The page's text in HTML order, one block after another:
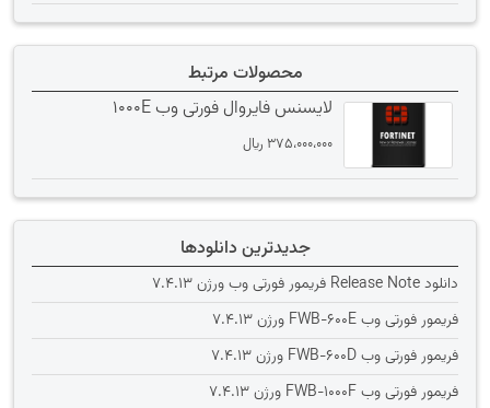
محصولات مرتبط
لایسنس فایروال فورتی وب 1000E
375،000،000 ﷼
جدیدترین دانلودها
دانلود Release Note فریمور فورتی وب ورژن 7.4.13
فریمور فورتی وب FWB-600E ورژن 7.4.13
فریمور فورتی وب FWB-600D ورژن 7.4.13
فریمور فورتی وب FWB-1000F ورژن 7.4.13